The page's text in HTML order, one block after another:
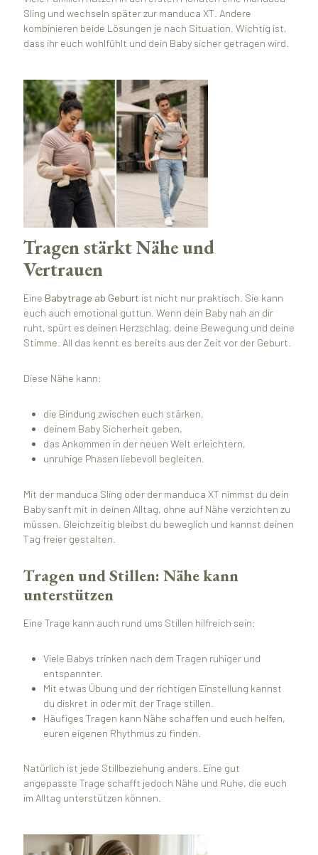
Sling und wechseln später zur manduca XT. Andere
kombinieren beide Lösungen je nach Situation. Wichtig ist,
dass ihr euch wohlfühlt und dein Baby sicher getragen wird.
Tragen stärkt Nähe und
Vertrauen
Eine Babytrage ab Geburt ist nicht nur praktisch. Sie kann
euch auch emotional guttun. Wenn dein Baby nah an dir
ruht, spürt es deinen Herzschlag, deine Bewegung und deine
Stimme. All das kennt es bereits aus der Zeit vor der Geburt.
Diese Nähe kann:
die Bindung zwischen euch stärken,
deinem Baby Sicherheit geben,
das Ankommen in der neuen Welt erleichtern,
unruhige Phasen liebevoll begleiten.
Mit der manduca Sling oder der manduca XT nimmst du dein
Baby sanft mit in deinen Alltag, ohne auf Nähe verzichten zu
müssen. Gleichzeitig bleibst du beweglich und kannst deinen
Tag freier gestalten.
Tragen und Stillen: Nähe kann
unterstützen
Eine Trage kann auch rund ums Stillen hilfreich sein:
Viele Babys trinken nach dem Tragen ruhiger und
entspannter.
Mit etwas Übung und der richtigen Einstellung kannst
du diskret in oder mit der Trage stillen.
Häufiges Tragen kann Nähe schaffen und euch helfen,
euren eigenen Rhythmus zu finden.
Natürlich ist jede Stillbeziehung anders. Eine gut
angepasste Trage schafft jedoch Nähe und Ruhe, die euch
im Alltag unterstützen können.